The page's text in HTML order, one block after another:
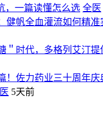
，一篇读懂怎么选 全医
健帆全血灌流如何精准
＂时代，多格列艾汀提
！佐力药业三十周年庆
5天前